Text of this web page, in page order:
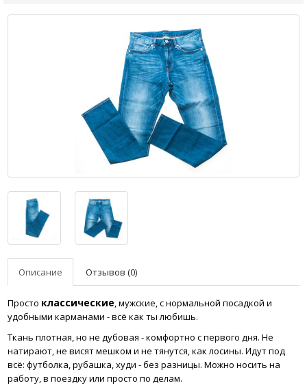
Описание Отзывов (0)
Просто классические, мужские, с нормальной посадкой и
удобными карманами - всё как ты любишь.
Ткань плотная, но не дубовая - комфортно с первого дня. Не
натирают, не висят мешком и не тянутся, как лосины. Идут под
всё: футболка, рубашка, худи - без разницы. Можно носить на
работу, в поездку или просто по делам.